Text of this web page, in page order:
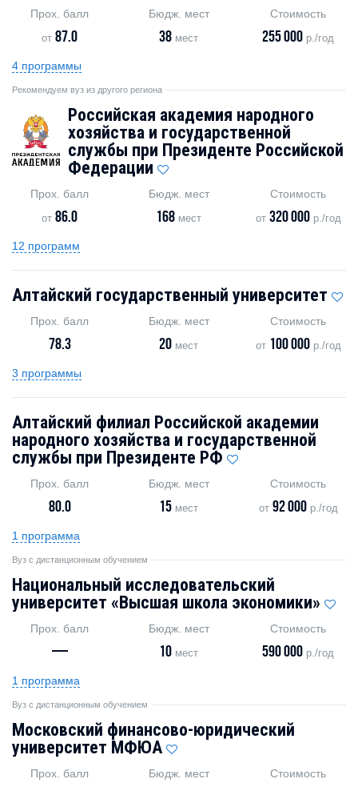
Прох. балл
от87.0
Бюдж. мест
38 мест
Стоимость
255 000 р./год
4 программы
Рекомендуем вуз из другого региона
Российская академия народного
хозяйства и государственной
службы при Президенте Российской
Федерации
Прох. балл
от86.0
Бюдж. мест
168 мест
Стоимость
от 320 000р./год
12 программ
Алтайский государственный университет
Прох. балл
78.3
Бюдж. мест
20 мест
Стоимость
от 100 000р./год
3 программы
Алтайский филиал Российской академии
народного хозяйства и государственной
службы при Президенте РФ
Прох. балл
80.0
Бюдж. мест
15 мест
Стоимость
от 92 000р./год
1 программа
Вуз с дистанционным обучением
Национальный исследовательский
университет «Высшая школа экономики»
Прох. балл
—
Бюдж. мест
10 мест
Стоимость
590 000 р./год
1 программа
Вуз с дистанционным обучением
Московский финансово-юридический
университет МФЮА
Прох. балл Бюдж. мест Стоимость